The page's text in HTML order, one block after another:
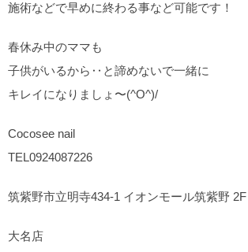
施術などで早めに終わる事など可能です！
春休み中のママも
子供がいるから‥と諦めないで一緒に
キレイになりましょ〜(^O^)/
Cocosee nail
TEL0924087226
筑紫野市立明寺434-1 イオンモール筑紫野 2F
大名店